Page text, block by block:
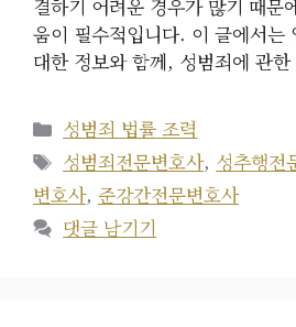
결하기 어려운 경우가 많기 때문
움이 필수적입니다. 이 글에서는
대한 정보와 함께, 성범죄에 관
카
테
고
리
성범죄 법률 조력
태
그
성범죄전문변호사, 성추행전
변호사, 준강간전문변호사
댓글 남기기